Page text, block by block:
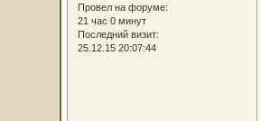
Провел на форуме:
21 час 0 минут
Последний визит:
25.12.15 20:07:44